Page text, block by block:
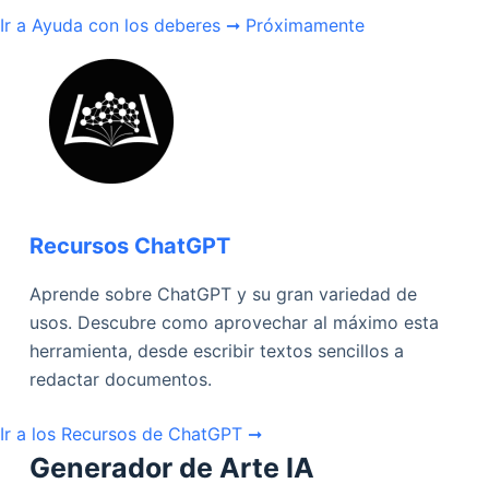
Ir a Ayuda con los deberes ➞ Próximamente
Recursos ChatGPT
Aprende sobre ChatGPT y su gran variedad de
usos. Descubre como aprovechar al máximo esta
herramienta, desde escribir textos sencillos a
redactar documentos.
Ir a los Recursos de ChatGPT ➞
Generador de Arte IA